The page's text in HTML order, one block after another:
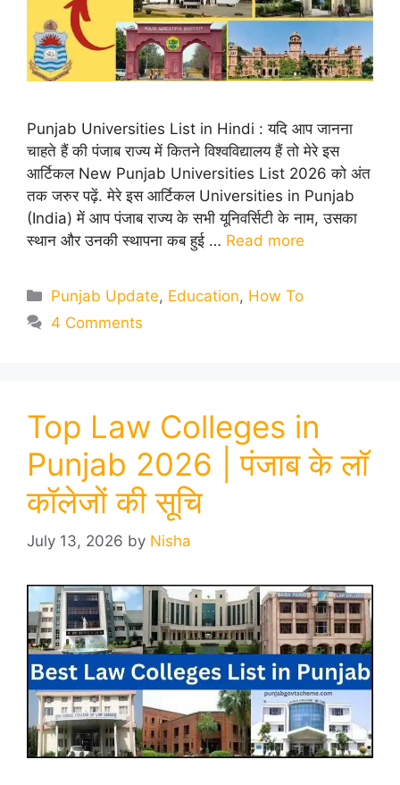
Punjab Universities List in Hindi : यदि आप जानना
चाहते हैं की पंजाब राज्य में कितने विश्वविद्यालय हैं तो मेरे इस
आर्टिकल New Punjab Universities List 2026 को अंत
तक जरुर पढ़ें. मेरे इस आर्टिकल Universities in Punjab
(India) में आप पंजाब राज्य के सभी यूनिवर्सिटी के नाम, उसका
स्थान और उनकी स्थापना कब हुई … Read more
Categories
Punjab Update, Education, How To
4 Comments
Top Law Colleges in
Punjab 2026 | पंजाब के लॉ
कॉलेजों की सूचि
July 13, 2026 by Nisha